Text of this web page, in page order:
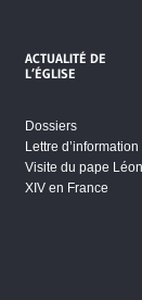
ACTUALITÉ DE
L’ÉGLISE
Dossiers
Lettre d’information
Visite du pape Léon
XIV en France